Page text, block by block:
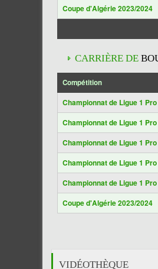
Coupe d'Algérie 2023/2024
CARRIÈRE DE
Compétition
Championnat de Ligue 1
Championnat de Ligue 1
Championnat de Ligue 1
Championnat de Ligue 1
Championnat de Ligue 1
Coupe d'Algérie 2023/2024
VIDÉOTHÈQUE